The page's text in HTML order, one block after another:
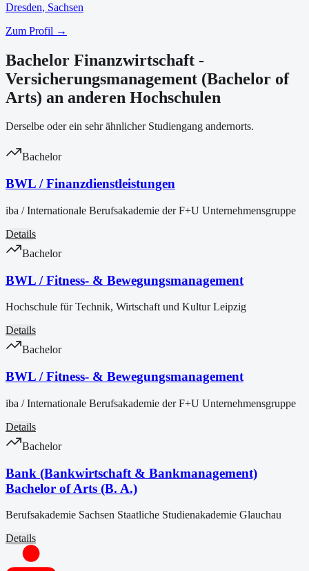
Dresden, Sachsen
Zum Profil →
Bachelor Finanzwirtschaft -
Versicherungsmanagement (Bachelor of
Arts) an anderen Hochschulen
Derselbe oder ein sehr ähnlicher Studiengang andernorts.
Bachelor
BWL / Finanzdienstleistungen
iba / Internationale Berufsakademie der F+U Unternehmensgruppe
Details
Bachelor
BWL / Fitness- & Bewegungsmanagement
Hochschule für Technik, Wirtschaft und Kultur Leipzig
Details
Bachelor
BWL / Fitness- & Bewegungsmanagement
iba / Internationale Berufsakademie der F+U Unternehmensgruppe
Details
Bachelor
Bank (Bankwirtschaft & Bankmanagement)
Bachelor of Arts (B. A.)
Berufsakademie Sachsen Staatliche Studienakademie Glauchau
Details